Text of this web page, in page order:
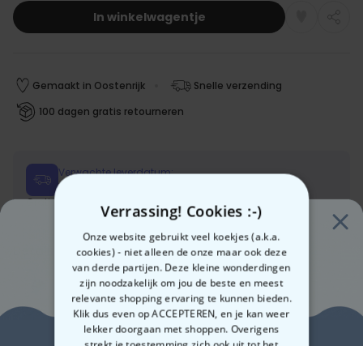
In winkelwagentje
Gemaakt in Oostenrijk
Snelle verzending
100 dagen gratis retourneren
Verwachte leverdatum:
Vri, 14.08 – Maa, 17.08
Gratis verzending vanaf 60 €
Meer info
Betalingsmethoden:
Verrassing! Cookies :-)
Onze website gebruikt veel koekjes (a.k.a.
cookies) - niet alleen de onze maar ook deze
van derde partijen. Deze kleine wonderdingen
zijn noodzakelijk om jou de beste en meest
relevante shopping ervaring te kunnen bieden.
Klik dus even op ACCEPTEREN, en je kan weer
lekker doorgaan met shoppen. Overigens